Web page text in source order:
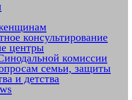
консультирование
центры
комиссии
семьи, защиты
и детства